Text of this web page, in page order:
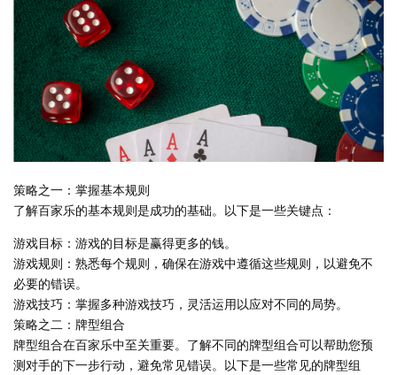
策略之一：掌握基本规则
了解百家乐的基本规则是成功的基础。以下是一些关键点：
游戏目标：游戏的目标是赢得更多的钱。
游戏规则：熟悉每个规则，确保在游戏中遵循这些规则，以避免不
必要的错误。
游戏技巧：掌握多种游戏技巧，灵活运用以应对不同的局势。
策略之二：牌型组合
牌型组合在百家乐中至关重要。了解不同的牌型组合可以帮助您预
测对手的下一步行动，避免常见错误。以下是一些常见的牌型组